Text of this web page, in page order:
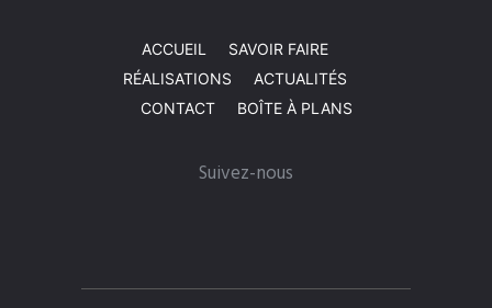
ACCUEIL
SAVOIR FAIRE
RÉALISATIONS
ACTUALITÉS
CONTACT
BOÎTE À PLANS
Suivez-nous